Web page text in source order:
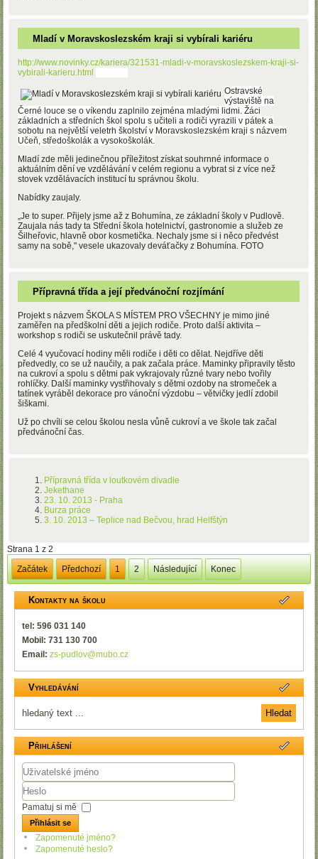
Mladí v Moravskoslezském kraji si vybírali kariéru
http://www.novinky.cz/kariera/321531-mladi-v-moravskoslezskem-kraji-si-
vybirali-karieru.html
Ostravské
výstaviště na
Černé louce se o víkendu zaplnilo zejména mladými lidmi. Žáci
základních a středních škol spolu s učiteli a rodiči vyrazili v pátek a
sobotu na největší veletrh školství v Moravskoslezském kraji s názvem
Učeň, středoškolák a vysokoškolák.
Mladí zde měli jedinečnou příležitost získat souhrnné informace o
aktuálním dění ve vzdělávání v celém regionu a vybrat si z více než
stovek vzdělávacích institucí tu správnou školu.
Nabídky zaujaly.
„Je to super. Přijely jsme až z Bohumína, ze základní školy v Pudlově.
Zaujala nás tady ta Střední škola hotelnictví, gastronomie a služeb ze
Šilheřovic, hlavně obor kosmetička. Nechaly jsme si i něco předvést
samy na sobě," vesele ukazovaly deváťačky z Bohumína. FOTO
Přípravná třída a její předvánoční rozjímání
Projekt s názvem ŠKOLA S MÍSTEM PRO VŠECHNY je mimo jiné
zaměřen na předškolní děti a jejich rodiče. Proto další aktivita –
workshop s rodiči se uskutečnil právě tady.
Celé 4 vyučovací hodiny měli rodiče i děti co dělat. Nejdříve děti
předvedly, co se už naučily, a pak začala práce. Maminky připravily těsto
na cukroví a spolu s dětmi pak vykrajovaly různé tvary nebo tvořily
rohlíčky. Další maminky vystřihovaly s dětmi ozdoby na stromeček a
tatínek vyráběl dekorace pro vánoční výzdobu – větvičky jedlí zdobil
šiškami.
Už po chvíli se celou školou nesla vůně cukroví a ve škole tak začal
předvánoční čas.
Přípravná třída v loutkovém divadle
Jekethane
23. 10. 2013 - Praha
Burza práce
3. 10. 2013 – Teplice nad Bečvou, hrad Helfštýn
Strana 1 z 2
Začátek
Předchozí 1 2 Následující Konec
Kontakty na školu
tel: 596 031 140
Mobil: 731 130 700
Email:zs-pudlov@mubo.cz
Vyhledávání
Přihlášení
Uživatelské
jméno
Heslo
Pamatuj si mě
Přihlásit se
Zapomenuté jméno?
Zapomenuté heslo?